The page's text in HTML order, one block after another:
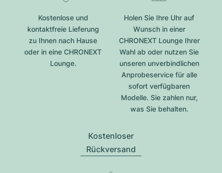
Kostenlose und
kontaktfreie Lieferung
zu Ihnen nach Hause
oder in eine CHRONEXT
Lounge.
Holen Sie Ihre Uhr auf
Wunsch in einer
CHRONEXT Lounge Ihrer
Wahl ab oder nutzen Sie
unseren unverbindlichen
Anprobeservice für alle
sofort verfügbaren
Modelle. Sie zahlen nur,
was Sie behalten.
Kostenloser
Rückversand